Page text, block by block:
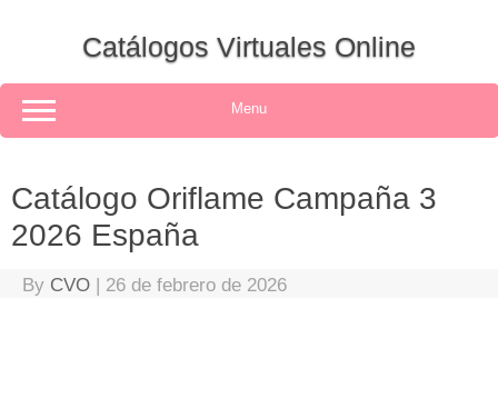
Catálogos Virtuales Online
Menu
Catálogo Oriflame Campaña 3
2026 España
By CVO | 26 de febrero de 2026